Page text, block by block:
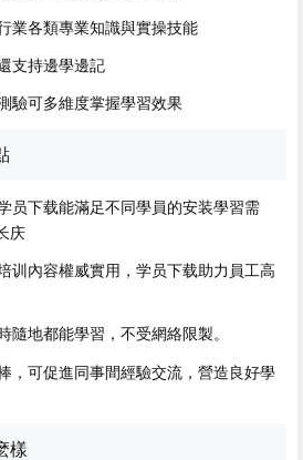
業各類專業知識與實操技能
支持邊學邊記
驗可多維度掌握學習效果
员下载能滿足不同學員的安装學習需
庆
训內容權威實用，学员下载助力員工高
隨地都能學習，不受網絡限製。
，可促進同事間經驗交流，營造良好學
樣